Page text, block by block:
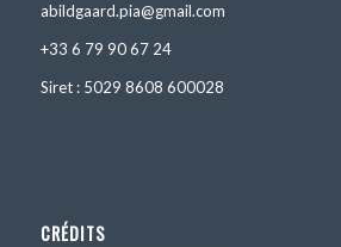
abildgaard.pia@gmail.com
+33 6 79 90 67 24
Siret : 5029 8608 600028
CRÉDITS